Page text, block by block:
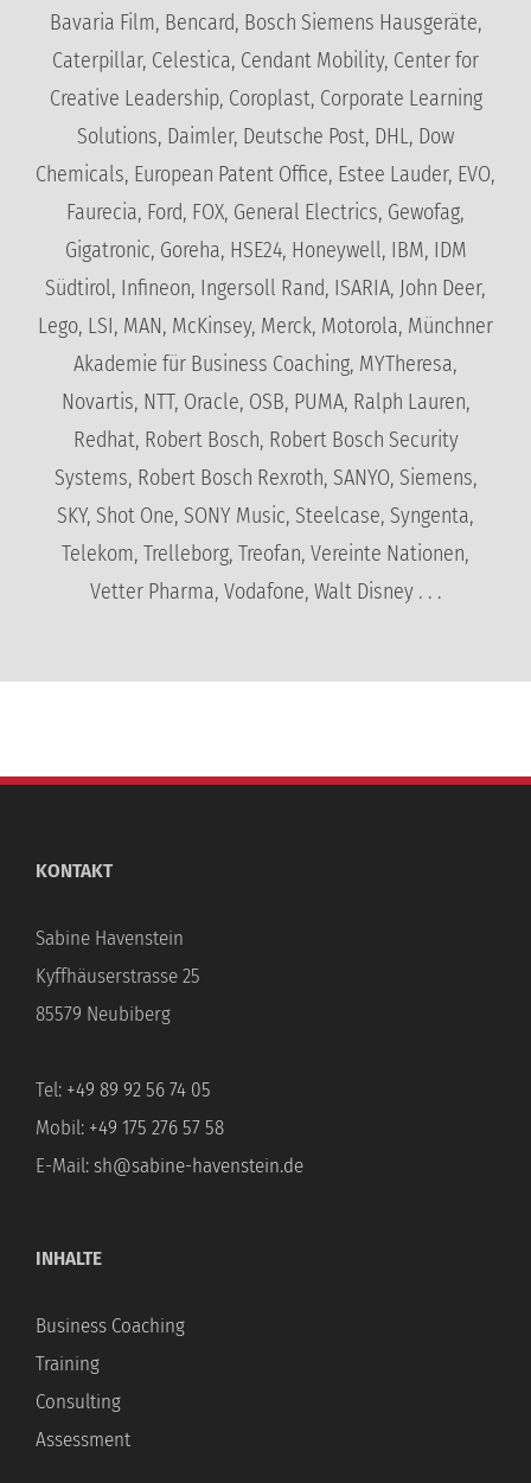
Bavaria Film, Bencard, Bosch Siemens Hausgeräte,
Caterpillar, Celestica, Cendant Mobility, Center for
Creative Leadership, Coroplast, Corporate Learning
Solutions, Daimler, Deutsche Post, DHL, Dow
Chemicals, European Patent Office, Estee Lauder, EVO,
Faurecia, Ford, FOX, General Electrics, Gewofag,
Gigatronic, Goreha, HSE24, Honeywell, IBM, IDM
Südtirol, Infineon, Ingersoll Rand, ISARIA, John Deer,
Lego, LSI, MAN, McKinsey, Merck, Motorola, Münchner
Akademie für Business Coaching, MYTheresa,
Novartis, NTT, Oracle, OSB, PUMA, Ralph Lauren,
Redhat, Robert Bosch, Robert Bosch Security
Systems, Robert Bosch Rexroth, SANYO, Siemens,
SKY, Shot One, SONY Music, Steelcase, Syngenta,
Telekom, Trelleborg, Treofan, Vereinte Nationen,
Vetter Pharma, Vodafone, Walt Disney . . .
KONTAKT
Sabine Havenstein
Kyffhäuserstrasse 25
85579 Neubiberg
Tel: +49 89 92 56 74 05
Mobil: +49 175 276 57 58
E-Mail: sh@sabine-havenstein.de
INHALTE
Business Coaching
Training
Consulting
Assessment